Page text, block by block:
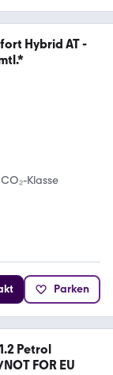
Hybrid AT -
CO₂-Klasse
Parken
Petrol
FOR EU